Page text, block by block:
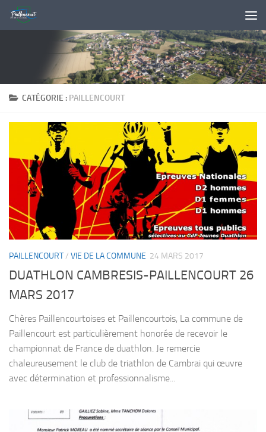
Skip to content
CATÉGORIE : PAILLENCOURT
PAILLENCOURT/ VIE DE LA COMMUNE 24 MARS 2017
DUATHLON CAMBRESIS-PAILLENCOURT 26
MARS 2017
Chères Paillencourtoises et Paillencourtois, La commune de
Paillencourt est particulièrement honorée de recevoir le
championnat de France de duathlon. Je remercie
chaleureusement le club de triathlon de Cambrai qui œuvre
avec détermination et professionnalisme...